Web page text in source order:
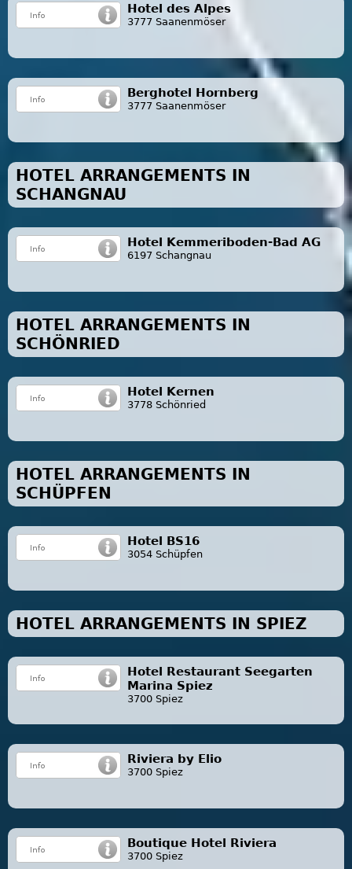
Hotel des Alpes
3777 Saanenmöser
Berghotel Hornberg
3777 Saanenmöser
HOTEL ARRANGEMENTS IN
SCHANGNAU
Hotel Kemmeriboden-Bad AG
6197 Schangnau
HOTEL ARRANGEMENTS IN
SCHÖNRIED
Hotel Kernen
3778 Schönried
HOTEL ARRANGEMENTS IN
SCHÜPFEN
Hotel BS16
3054 Schüpfen
HOTEL ARRANGEMENTS IN SPIEZ
Hotel Restaurant Seegarten
Marina Spiez
3700 Spiez
Riviera by Elio
3700 Spiez
Boutique Hotel Riviera
3700 Spiez